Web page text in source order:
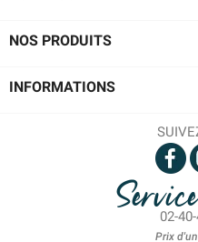
NOS PRODUITS
INFORMATIONS
02-
Prix